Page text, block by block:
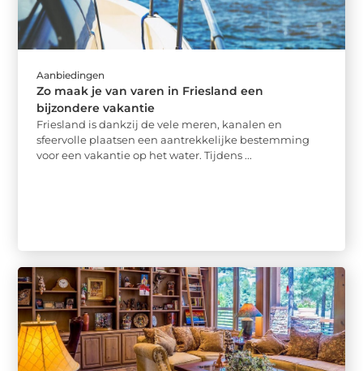
Aanbiedingen
Zo maak je van varen in Friesland een
bijzondere vakantie
Friesland is dankzij de vele meren, kanalen en
sfeervolle plaatsen een aantrekkelijke bestemming
voor een vakantie op het water. Tijdens ...